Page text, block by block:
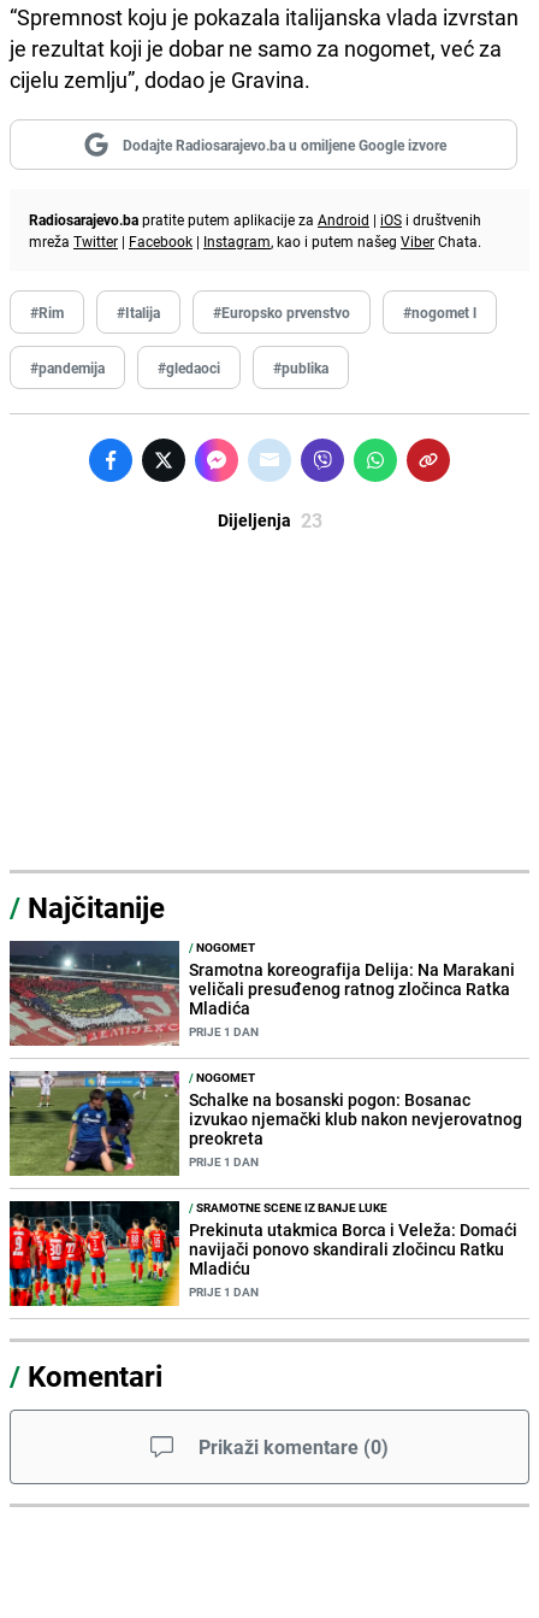
“Spremnost koju je pokazala italijanska vlada izvrstan
je rezultat koji je dobar ne samo za nogomet, već za
cijelu zemlju”, dodao je Gravina.
Dodajte Radiosarajevo.ba u omiljene Google izvore
Radiosarajevo.bapratite putem aplikacije za Android | iOS i društvenih
mreža Twitter | Facebook | Instagram, kao i putem našeg ViberChata.
#Rim #Italija #Europsko prvenstvo #nogomet l
#pandemija #gledaoci #publika
Dijeljenja 23
/ Najčitanije
/NOGOMET
Sramotna koreografija Delija: Na Marakani
veličali presuđenog ratnog zločinca Ratka
Mladića
PRIJE 1 DAN
/NOGOMET
Schalke na bosanski pogon: Bosanac
izvukao njemački klub nakon nevjerovatnog
preokreta
PRIJE 1 DAN
/SRAMOTNE SCENE IZ BANJE LUKE
Prekinuta utakmica Borca i Veleža: Domaći
navijači ponovo skandirali zločincu Ratku
Mladiću
PRIJE 1 DAN
/ Komentari
Prikaži komentare (0)